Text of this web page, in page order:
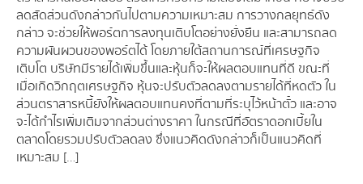
ลดสัดส่วนดังกล่าวกันไปตามความเหมาะสม การวางกลยุทธ์ดัง
กล่าว จะช่วยให้พอร์ตการลงทุนเติบโตอย่างยั่งยืน และสามารถลด
ความผันผวนของพอร์ตได้ โดยภายใต้สถานการณ์ที่เศรษฐกิจ
เติบโต บริษัทมีรายได้เพิ่มขึ้นและหุ้นก็จะให้ผลตอบแทนที่ดี ขณะที่
เมื่อเกิดวิกฤตเศรษฐกิจ หุ้นจะปรับตัวลดลงตามรายได้ที่หดตัว ใน
ส่วนตราสารหนี้ยังให้ผลตอบแทนคงที่ตามที่ระบุไว้หน้าตั๋ว และอาจ
จะได้กำไรเพิ่มเติมจากส่วนต่างราคา ในกรณีที่อัตราดอกเบี้ยใน
ตลาดโดยรวมปรับตัวลดลง ซึ่งแนวคิดดังกล่าวก็เป็นแนวคิดที่
เหมาะสม […]